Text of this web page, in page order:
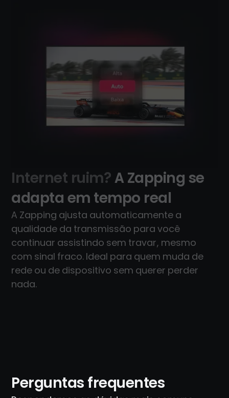
Internet ruim?A Zapping se
adapta em tempo real
A Zapping ajusta automaticamente a
qualidade da transmissão para você
continuar assistindo sem travar, mesmo
com sinal fraco. Ideal para quem muda de
rede ou de dispositivo sem querer perder
nada.
Perguntas frequentes